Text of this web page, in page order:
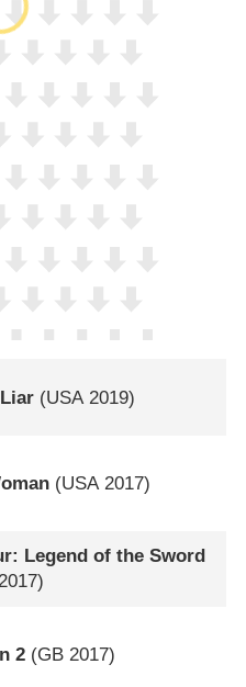
(USA 2019)
(USA 2017)
Legend of the Sword
2 (GB 2017)